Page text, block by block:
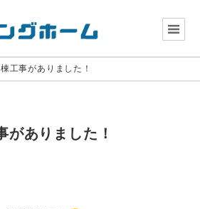
工事がありました！
がありました！